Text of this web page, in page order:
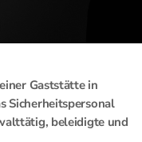
Gaststätte in
Sicherheitspersonal
beleidigte und